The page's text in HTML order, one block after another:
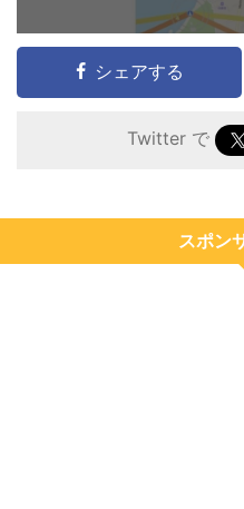
シェアする
Twitter で
スポン